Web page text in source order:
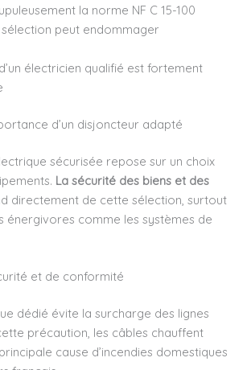
la norme NF C 15-100
sélection peut endommager
électricien qualifié est fortement
d’un disjoncteur adapté
sécurisée repose sur un choix
La sécurité des biens et des
directement de cette sélection, surtout
énergivores comme les systèmes de
et de conformité
dédié évite la surcharge des lignes
précaution, les câbles chauffent
cause d’incendies domestiques